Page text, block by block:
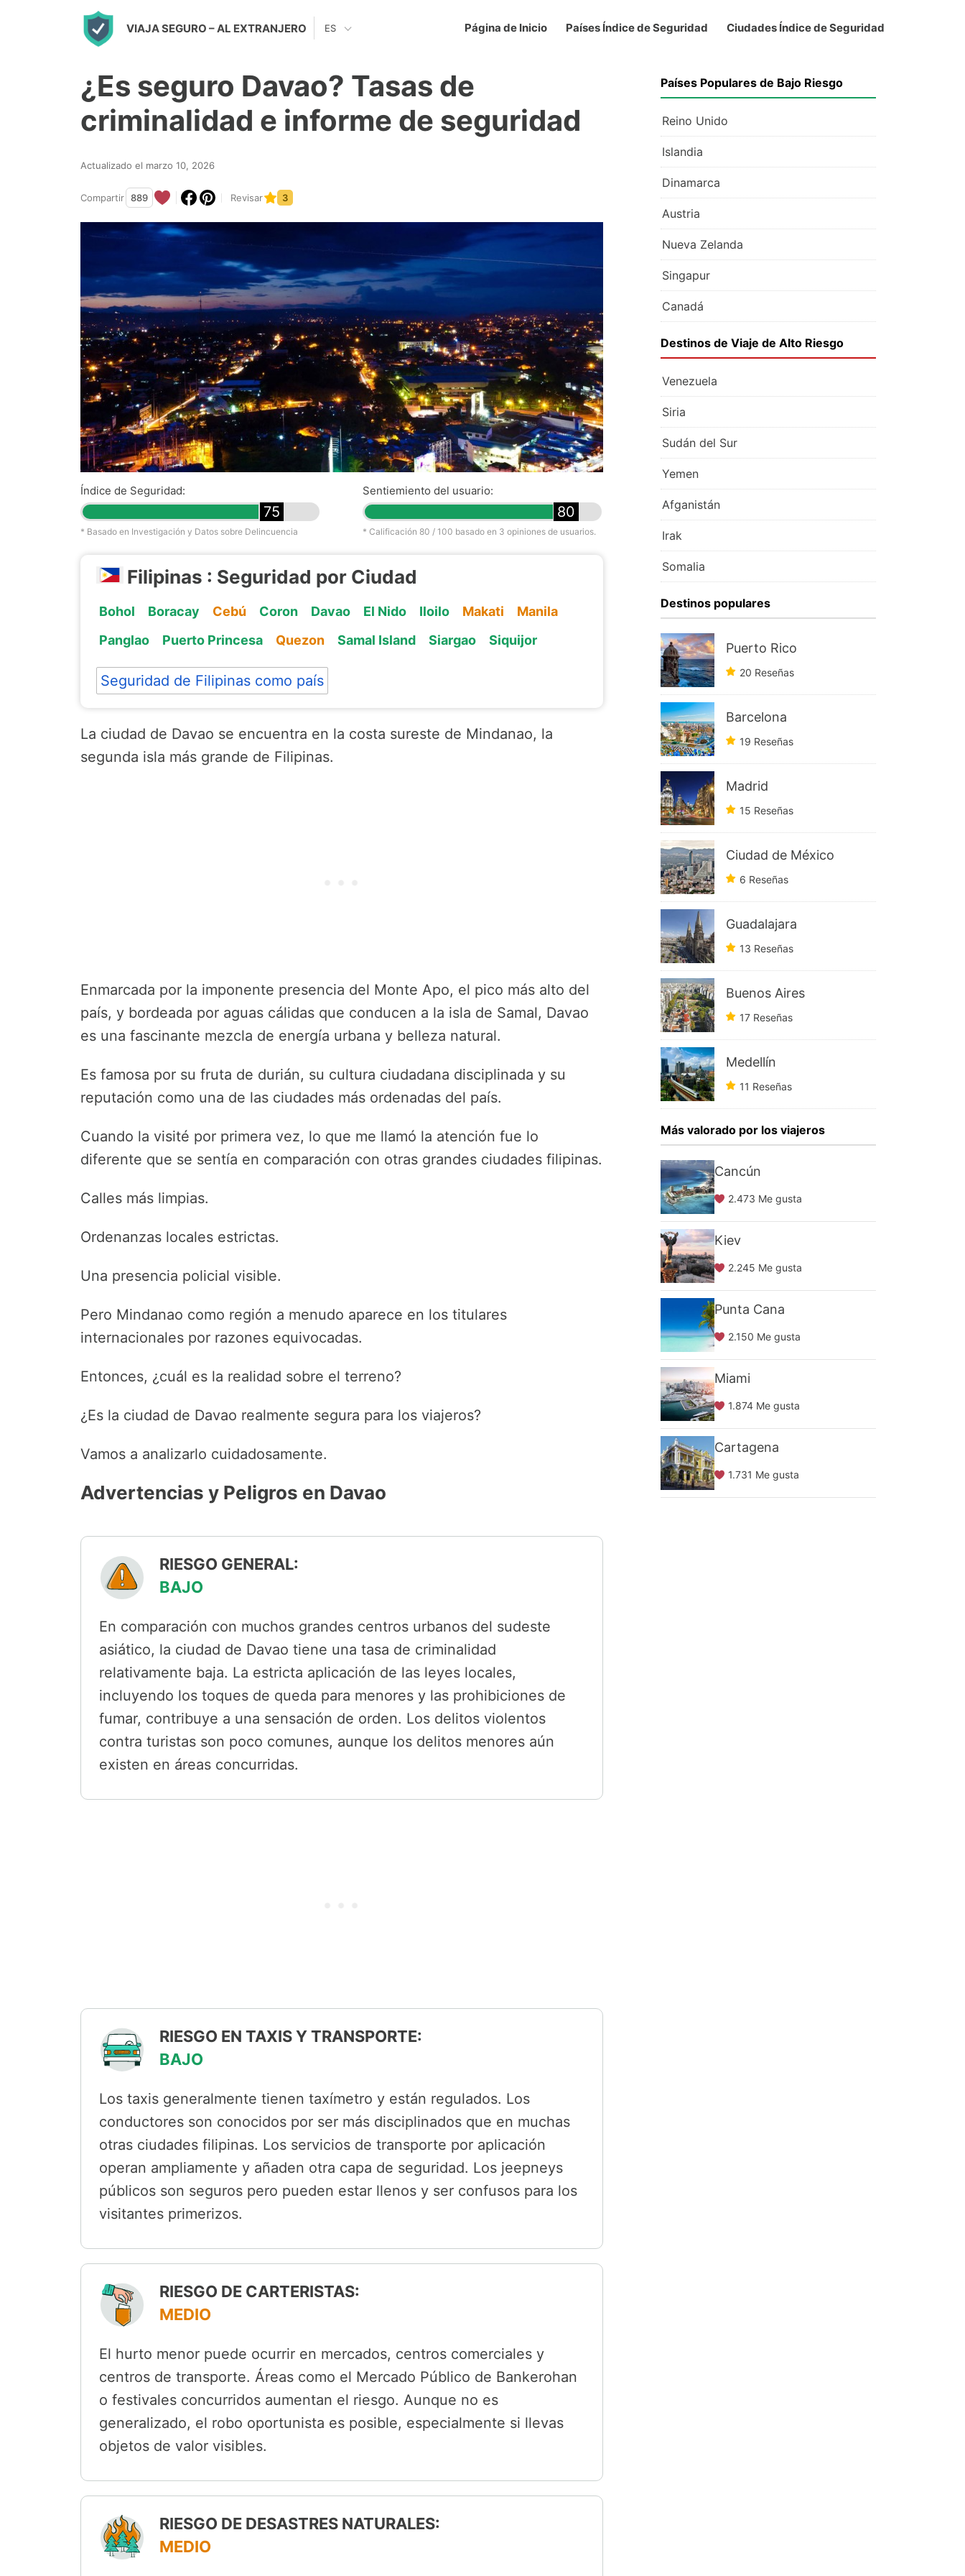
VIAJA SEGURO – AL EXTRANJERO Página de Inicio Países Índice de Seguridad Ciudades Índice de Seguridad
ES
¿Es seguro Davao? Tasas de
criminalidad e informe de seguridad
Actualizado el marzo 10, 2026
Compartir 889 Revisar 3
Índice de Seguridad:
75
* Basado en Investigación y Datos sobre Delincuencia
Sentiemiento del usuario:
80
* Calificación 80 / 100 basado en 3 opiniones de usuarios.
Filipinas : Seguridad por Ciudad
Bohol Boracay Cebú Coron Davao El Nido Iloilo Makati
Manila
Panglao
Puerto Princesa Quezon Samal Island Siargao Siquijor
Seguridad de Filipinas como país
La ciudad de Davao se encuentra en la costa sureste de Mindanao, la
segunda isla más grande de Filipinas.
Enmarcada por la imponente presencia del Monte Apo, el pico más alto del
país, y bordeada por aguas cálidas que conducen a la isla de Samal, Davao
es una fascinante mezcla de energía urbana y belleza natural.
Es famosa por su fruta de durián, su cultura ciudadana disciplinada y su
reputación como una de las ciudades más ordenadas del país.
Cuando la visité por primera vez, lo que me llamó la atención fue lo
diferente que se sentía en comparación con otras grandes ciudades filipinas.
Calles más limpias.
Ordenanzas locales estrictas.
Una presencia policial visible.
Pero Mindanao como región a menudo aparece en los titulares
internacionales por razones equivocadas.
Entonces, ¿cuál es la realidad sobre el terreno?
¿Es la ciudad de Davao realmente segura para los viajeros?
Vamos a analizarlo cuidadosamente.
Advertencias y Peligros en Davao
RIESGO GENERAL:
BAJO
En comparación con muchos grandes centros urbanos del sudeste
asiático, la ciudad de Davao tiene una tasa de criminalidad
relativamente baja. La estricta aplicación de las leyes locales,
incluyendo los toques de queda para menores y las prohibiciones de
fumar, contribuye a una sensación de orden. Los delitos violentos
contra turistas son poco comunes, aunque los delitos menores aún
existen en áreas concurridas.
RIESGO EN TAXIS Y TRANSPORTE:
BAJO
Los taxis generalmente tienen taxímetro y están regulados. Los
conductores son conocidos por ser más disciplinados que en muchas
otras ciudades filipinas. Los servicios de transporte por aplicación
operan ampliamente y añaden otra capa de seguridad. Los jeepneys
públicos son seguros pero pueden estar llenos y ser confusos para los
visitantes primerizos.
RIESGO DE CARTERISTAS:
MEDIO
El hurto menor puede ocurrir en mercados, centros comerciales y
centros de transporte. Áreas como el Mercado Público de Bankerohan
o festivales concurridos aumentan el riesgo. Aunque no es
generalizado, el robo oportunista es posible, especialmente si llevas
objetos de valor visibles.
RIESGO DE DESASTRES NATURALES:
MEDIO
Países Populares de Bajo Riesgo
Reino Unido
Islandia
Dinamarca
Austria
Nueva Zelanda
Singapur
Canadá
Destinos de Viaje de Alto Riesgo
Venezuela
Siria
Sudán del Sur
Yemen
Afganistán
Irak
Somalia
Destinos populares
Puerto Rico
20 Reseñas
Barcelona
19 Reseñas
Madrid
15 Reseñas
Ciudad de México
6 Reseñas
Guadalajara
13 Reseñas
Buenos Aires
17 Reseñas
Medellín
11 Reseñas
Más valorado por los viajeros
Cancún
2.473 Me gusta
Kiev
2.245 Me gusta
Punta Cana
2.150 Me gusta
Miami
1.874 Me gusta
Cartagena
1.731 Me gusta